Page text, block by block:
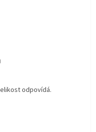
5 hvězdiček.
5 hvězdiček.
odpovídá.
5 hvězdiček.